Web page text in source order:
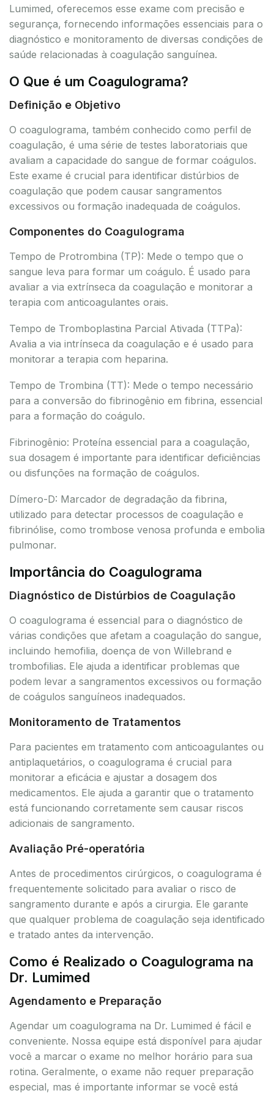
Lumimed, oferecemos esse exame com precisão e
segurança, fornecendo informações essenciais para o
diagnóstico e monitoramento de diversas condições de
saúde relacionadas à coagulação sanguínea.
O Que é um Coagulograma?
Definição e Objetivo
O coagulograma, também conhecido como perfil de
coagulação, é uma série de testes laboratoriais que
avaliam a capacidade do sangue de formar coágulos.
Este exame é crucial para identificar distúrbios de
coagulação que podem causar sangramentos
excessivos ou formação inadequada de coágulos.
Componentes do Coagulograma
Tempo de Protrombina (TP): Mede o tempo que o
sangue leva para formar um coágulo. É usado para
avaliar a via extrínseca da coagulação e monitorar a
terapia com anticoagulantes orais.
Tempo de Tromboplastina Parcial Ativada (TTPa):
Avalia a via intrínseca da coagulação e é usado para
monitorar a terapia com heparina.
Tempo de Trombina (TT): Mede o tempo necessário
para a conversão do fibrinogênio em fibrina, essencial
para a formação do coágulo.
Fibrinogênio: Proteína essencial para a coagulação,
sua dosagem é importante para identificar deficiências
ou disfunções na formação de coágulos.
Dímero-D: Marcador de degradação da fibrina,
utilizado para detectar processos de coagulação e
fibrinólise, como trombose venosa profunda e embolia
pulmonar.
Importância do Coagulograma
Diagnóstico de Distúrbios de Coagulação
O coagulograma é essencial para o diagnóstico de
várias condições que afetam a coagulação do sangue,
incluindo hemofilia, doença de von Willebrand e
trombofilias. Ele ajuda a identificar problemas que
podem levar a sangramentos excessivos ou formação
de coágulos sanguíneos inadequados.
Monitoramento de Tratamentos
Para pacientes em tratamento com anticoagulantes ou
antiplaquetários, o coagulograma é crucial para
monitorar a eficácia e ajustar a dosagem dos
medicamentos. Ele ajuda a garantir que o tratamento
está funcionando corretamente sem causar riscos
adicionais de sangramento.
Avaliação Pré-operatória
Antes de procedimentos cirúrgicos, o coagulograma é
frequentemente solicitado para avaliar o risco de
sangramento durante e após a cirurgia. Ele garante
que qualquer problema de coagulação seja identificado
e tratado antes da intervenção.
Como é Realizado o Coagulograma na
Dr. Lumimed
Agendamento e Preparação
Agendar um coagulograma na Dr. Lumimed é fácil e
conveniente. Nossa equipe está disponível para ajudar
você a marcar o exame no melhor horário para sua
rotina. Geralmente, o exame não requer preparação
especial, mas é importante informar se você está